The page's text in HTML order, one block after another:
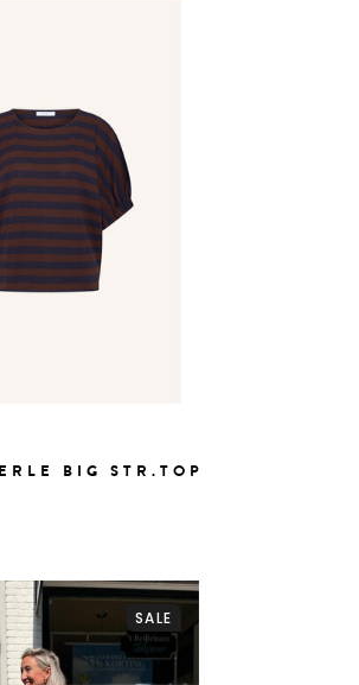
BIG STR.TOP
SALE